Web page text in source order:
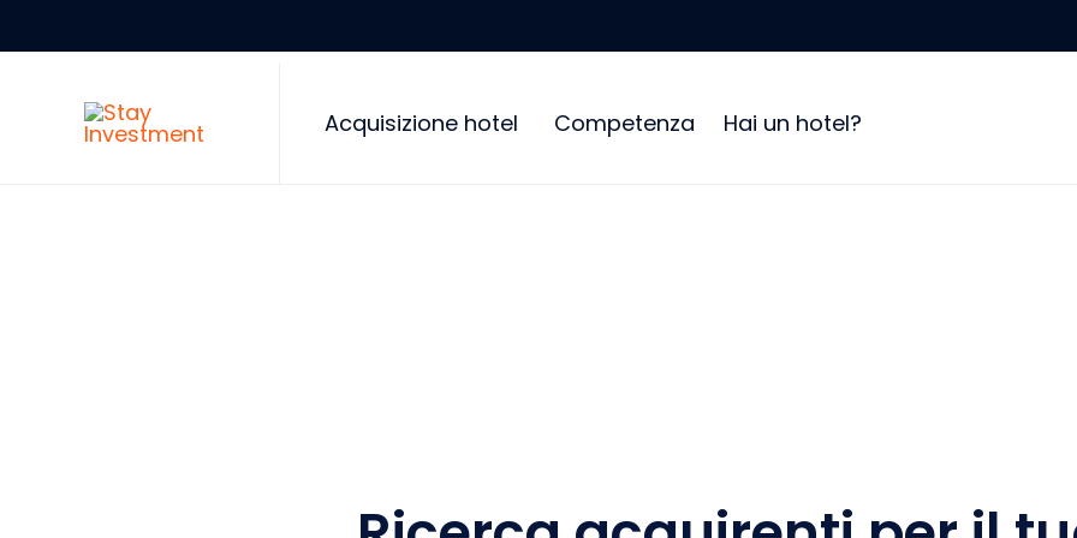
Acquisizione hotel Competenza Hai un hotel?